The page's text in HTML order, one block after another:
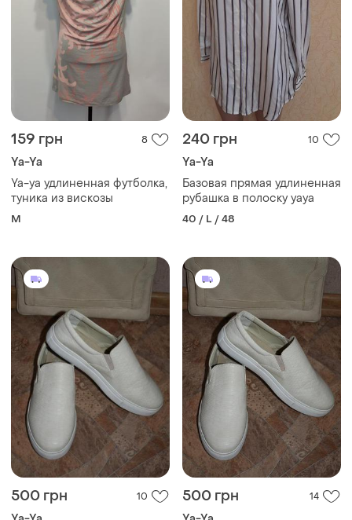
159 грн 8
Ya-Ya
Ya-ya удлиненная футболка,
туника из вискозы
M
240 грн 10
Ya-Ya
Базовая прямая удлиненная
рубашка в полоску yaya
40 / L / 48
500 грн 10 500 грн 14